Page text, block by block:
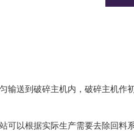
输送到破碎主机内，破碎主机作
可以根据实际生产需要去除回料